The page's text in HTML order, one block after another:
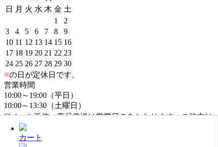
カート
日
月 火 水 木 金 土
1
2
3
4 5 6 7 8
9
10 11 12 13 14 15 16
17 18 19 20 21 22 23
24 25 26 27 28 29 30
■の日が定休日です。
営業時間
10:00～19:00（平日）
10:00～13:30（土曜日）
※メール返信・商品発送は営業日のみとなります。ご注文は
年中無休でお受けしております。